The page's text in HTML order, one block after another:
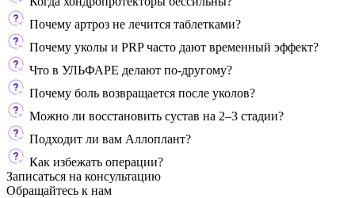
Почему артроз не лечится таблетками?
Почему уколы и PRP часто дают временный эффект?
Что в УЛЬФАРЕ делают по-другому?
Почему боль возвращается после уколов?
Можно ли восстановить сустав на 2–3 стадии?
Подходит ли вам Аллоплант?
Как избежать операции?
Записаться на консультацию
Обращайтесь к нам